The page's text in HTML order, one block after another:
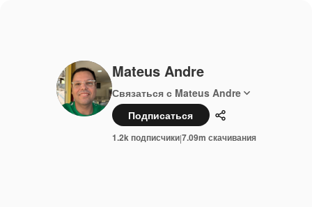
Mateus Andre
Связаться с Mateus Andre
Подписаться
Поделиться
1.2k подписчики|7.09m скачивания